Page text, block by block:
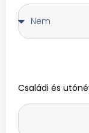
Családi és